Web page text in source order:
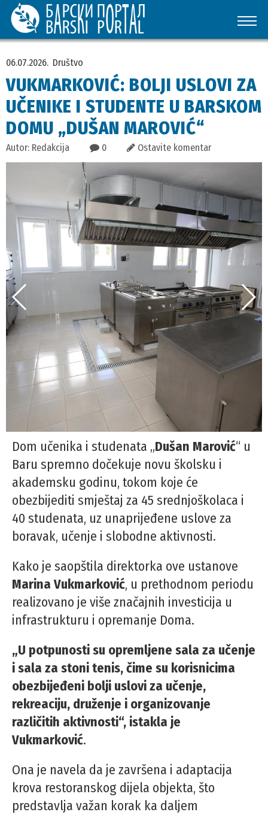
06.07.2026. Društvo
VUKMARKOVIĆ: BOLJI USLOVI ZA
UČENIKE I STUDENTE U BARSKOM
DOMU „DUŠAN MAROVIĆ“
Autor: Redakcija 0 Ostavite komentar
Dom učenika i studenata „Dušan Marović“ u
Baru spremno dočekuje novu školsku i
akademsku godinu, tokom koje će
obezbijediti smještaj za 45 srednjoškolaca i
40 studenata, uz unaprijeđene uslove za
boravak, učenje i slobodne aktivnosti.
Kako je saopštila direktorka ove ustanove
Marina Vukmarković, u prethodnom periodu
realizovano je više značajnih investicija u
infrastrukturu i opremanje Doma.
„U potpunosti su opremljene sala za učenje
i sala za stoni tenis, čime su korisnicima
obezbijeđeni bolji uslovi za učenje,
rekreaciju, druženje i organizovanje
različitih aktivnosti“, istakla je
Vukmarković.
Ona je navela da je završena i adaptacija
krova restoranskog dijela objekta, što
predstavlja važan korak ka daljem